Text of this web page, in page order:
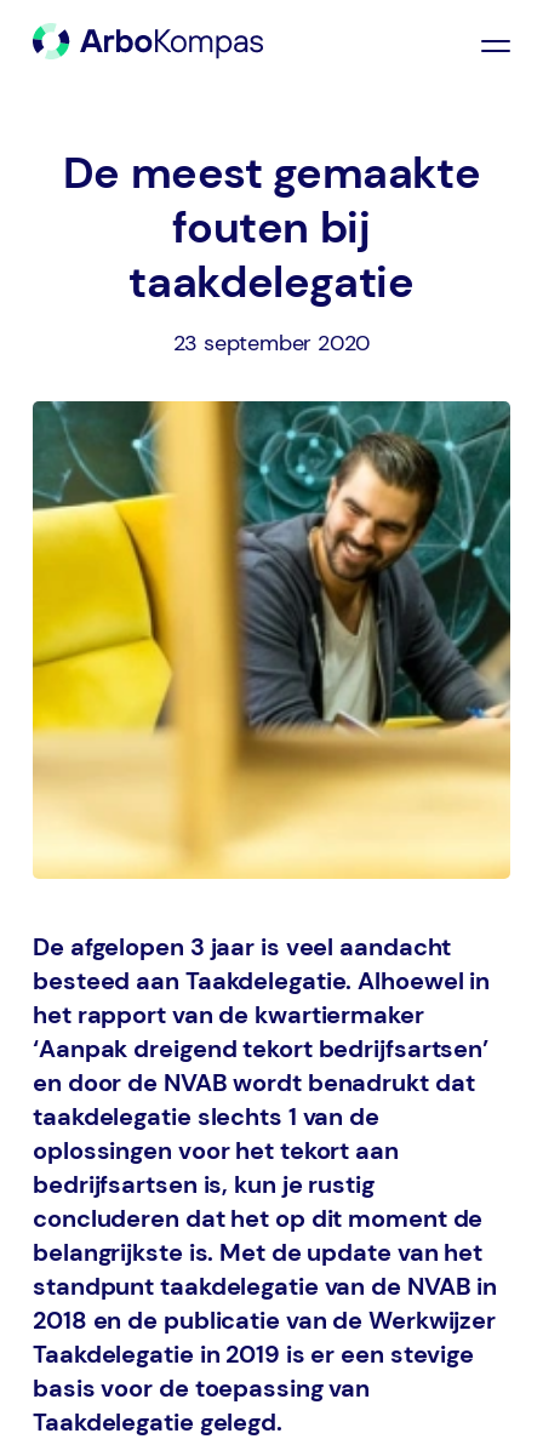
De meest gemaakte
fouten bij
taakdelegatie
23 september 2020
De afgelopen 3 jaar is veel aandacht
besteed aan Taakdelegatie. Alhoewel in
het rapport van de kwartiermaker
‘Aanpak dreigend tekort bedrijfsartsen’
en door de NVAB wordt benadrukt dat
taakdelegatie slechts 1 van de
oplossingen voor het tekort aan
bedrijfsartsen is, kun je rustig
concluderen dat het op dit moment de
belangrijkste is. Met de update van het
standpunt taakdelegatie van de NVAB in
2018 en de publicatie van de Werkwijzer
Taakdelegatie in 2019 is er een stevige
basis voor de toepassing van
Taakdelegatie gelegd.